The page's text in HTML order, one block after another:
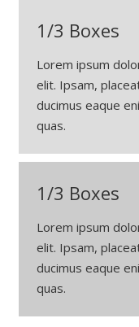
1/3 Boxes
Lorem ipsum
elit. Ipsam,
ducimus eaque
quas.
1/3 Boxes
Lorem ipsum
elit. Ipsam,
ducimus eaque
quas.